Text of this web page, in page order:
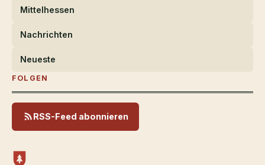
Mittelhessen
Nachrichten
Neueste
FOLGEN
RSS-Feed abonnieren